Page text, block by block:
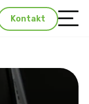
Kontakt